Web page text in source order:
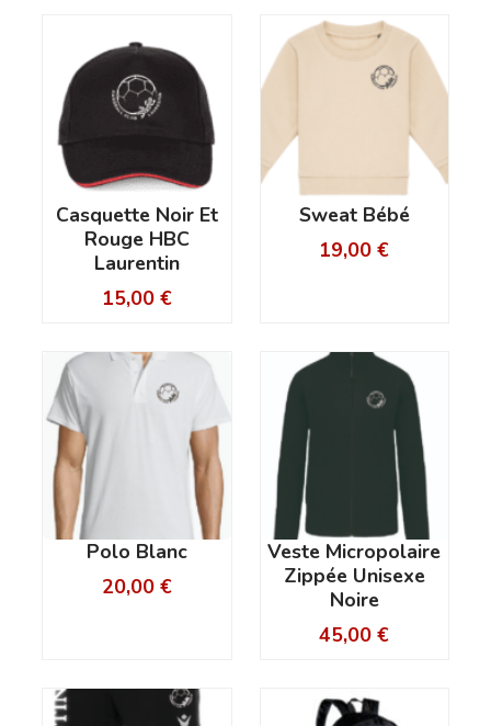
Casquette Noir Et
Rouge HBC
Laurentin
15,00 €
Sweat Bébé
19,00€
Polo Blanc
20,00 €
Veste Micropolaire
Zippée Unisexe
Noire
45,00€